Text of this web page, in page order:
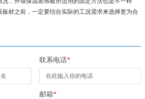
材之前，一定要结合实际的工况需求来选择更为合
联系电话*
邮箱*